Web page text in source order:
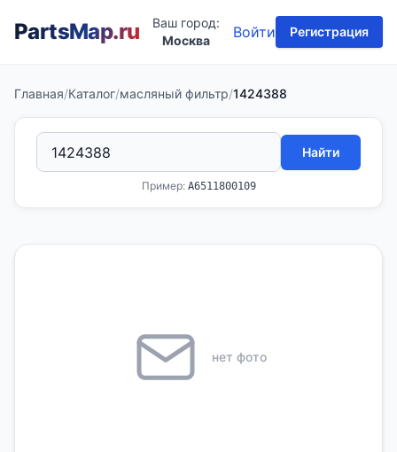
PartsMap.ru
Ваш город:
Москва
Войти Регистрация
Главная/Каталог/масляный фильтр/1424388
Найти
Пример: A6511800109
нет фото